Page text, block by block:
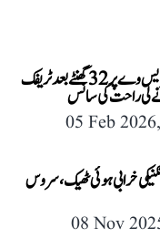
ممبئی-پونے ایکسپریس وے پر 32 گھنٹے بعد ٹریفک
لی راحت کی سانس
05 Feb
خرابی ہوئی ٹھیک، سروس
08 Nov